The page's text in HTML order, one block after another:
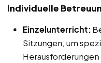
Individuelle
Einzelunterricht:
Sitzungen, um
Herausforderungen